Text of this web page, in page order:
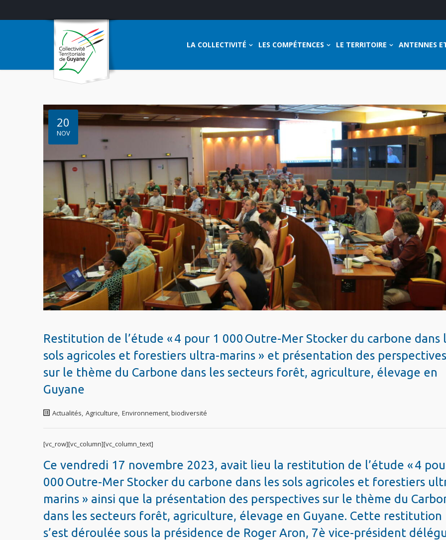
LA COLLECTIVITÉ LES COMPÉTENCES LE TERRITOIRE ANTENNES
20
NOV
Restitution de l’étude « 4 pour 1 000 Outre-Mer Stocker du carbone dans
sols agricoles et forestiers ultra-marins » et présentation des perspectives
sur le thème du Carbone dans les secteurs forêt, agriculture, élevage en
Guyane
Actualités, Agriculture, Environnement, biodiversité
[vc_row][vc_column][vc_column_text]
Ce vendredi 17 novembre 2023, avait lieu la restitution de l’étude « 4
000 Outre-Mer Stocker du carbone dans les sols agricoles et forestiers
marins » ainsi que la présentation des perspectives sur le thème du
dans les secteurs forêt, agriculture, élevage en Guyane. Cette restitution
s’est déroulée sous la présidence de Roger Aron, 7è vice-président